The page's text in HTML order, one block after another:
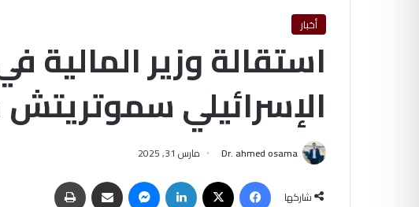
أخبار
استقالة وزير المالية
الإسرائيلي
Dr. ahmed osama مارس 31, 2025
شاركها